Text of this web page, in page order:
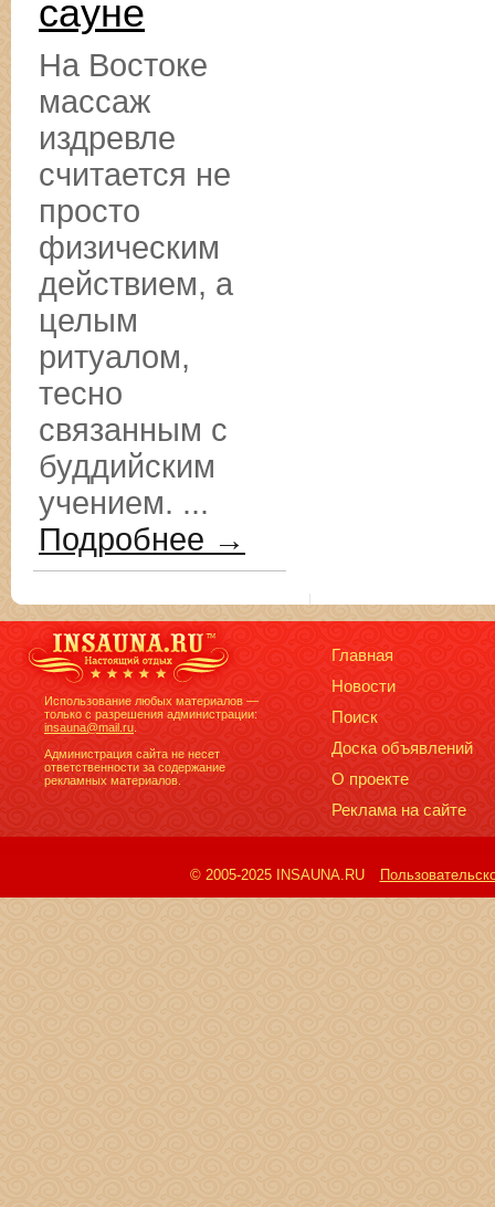
сауне
На Востоке
массаж
издревле
считается не
просто
физическим
действием, а
целым
ритуалом,
тесно
связанным с
буддийским
учением. ...
Подробнее →
Использование любых материалов —
только с разрешения администрации:
insauna@mail.ru
Администрация сайта не несет
ответственности за содержание
рекламных материалов.
Главная
Новости
Поиск
Доска объявлений
О проекте
Реклама на сайте
© 2005-2025 INSAUNA.RU